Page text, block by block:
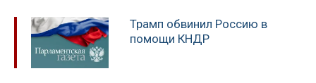
Трамп обвинил Россию в
помощи КНДР